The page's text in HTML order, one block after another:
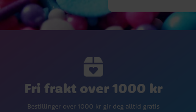
Fri frakt over 1000 kr
Bestillinger over 1000 kr gir deg alltid gratis